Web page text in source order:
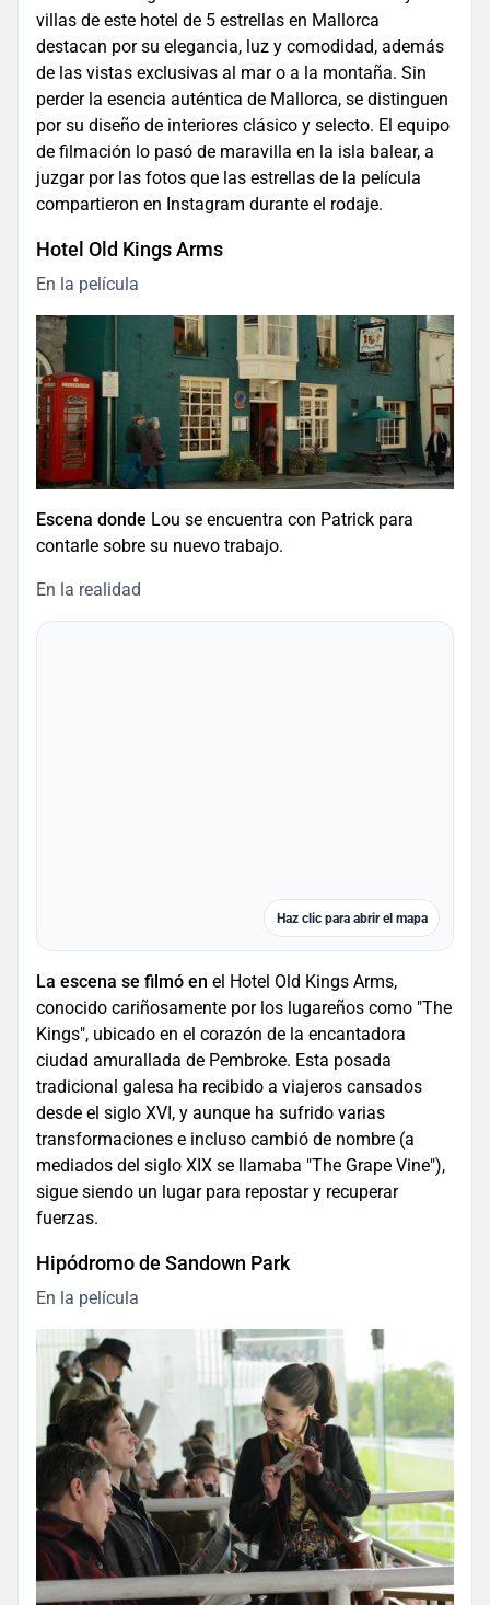
villas de este hotel de 5 estrellas en Mallorca
destacan por su elegancia, luz y comodidad, además
de las vistas exclusivas al mar o a la montaña. Sin
perder la esencia auténtica de Mallorca, se distinguen
por su diseño de interiores clásico y selecto. El equipo
de filmación lo pasó de maravilla en la isla balear, a
juzgar por las fotos que las estrellas de la película
compartieron en Instagram durante el rodaje.
Hotel Old Kings Arms
En la película
Escena donde Lou se encuentra con Patrick para
contarle sobre su nuevo trabajo.
En la realidad
Haz clic para abrir el mapa
La escena se filmó en el Hotel Old Kings Arms,
conocido cariñosamente por los lugareños como "The
Kings", ubicado en el corazón de la encantadora
ciudad amurallada de Pembroke. Esta posada
tradicional galesa ha recibido a viajeros cansados
desde el siglo XVI, y aunque ha sufrido varias
transformaciones e incluso cambió de nombre (a
mediados del siglo XIX se llamaba "The Grape Vine"),
sigue siendo un lugar para repostar y recuperar
fuerzas.
Hipódromo de Sandown Park
En la película